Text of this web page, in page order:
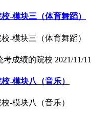
-模块三（体育舞蹈）
-模块三（体育舞蹈）
考成绩的院校 2021/11/11
-模块八（音乐）
-模块八（音乐）